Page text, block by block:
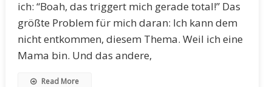
ich: “Boah, das triggert mich gerade total!” Das
größte Problem für mich daran: Ich kann dem
nicht entkommen, diesem Thema. Weil ich eine
Mama bin. Und das andere,
Read More